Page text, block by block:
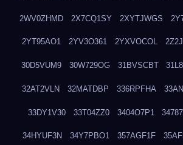
2WV0ZHMD 2X7CQ1SY 2XYTJWGS
2YT95AO1 2YV3O361 2YXVOCOL
30D5VUM9 30W729OG 31BVSCBT
32AT2VLN 32MATDBP 336RPFHA
33DY1V30 33T04ZZ0 3404O7P1
34HYUF3N 34Y7PBO1 357AGF1F